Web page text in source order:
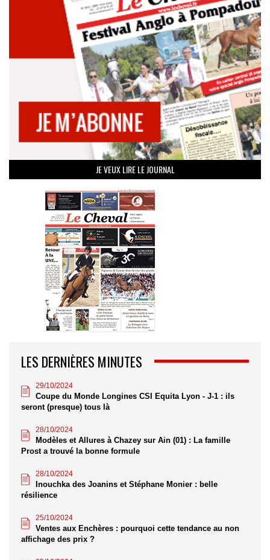
JE VEUX LIRE LE JOURNAL
LES DERNIÈRES MINUTES
29/10/2024
Coupe du Monde Longines CSI Equita Lyon - J-1 : ils
seront (presque) tous là
28/10/2024
Modèles et Allures à Chazey sur Ain (01) : La famille
Prost a trouvé la bonne formule
28/10/2024
Inouchka des Joanins et Stéphane Monier : belle
résilience
25/10/2024
Ventes aux Enchères : pourquoi cette tendance au non
affichage des prix ?